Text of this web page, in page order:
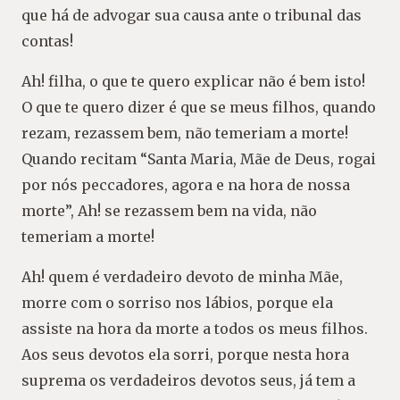
que há de advogar sua causa ante o tribunal das
contas!
Ah! filha, o que te quero explicar não é bem isto!
O que te quero dizer é que se meus filhos, quando
rezam, rezassem bem, não temeriam a morte!
Quando recitam “Santa Maria, Mãe de Deus, rogai
por nós peccadores, agora e na hora de nossa
morte”, Ah! se rezassem bem na vida, não
temeriam a morte!
Ah! quem é verdadeiro devoto de minha Mãe,
morre com o sorriso nos lábios, porque ela
assiste na hora da morte a todos os meus filhos.
Aos seus devotos ela sorri, porque nesta hora
suprema os verdadeiros devotos seus, já tem a